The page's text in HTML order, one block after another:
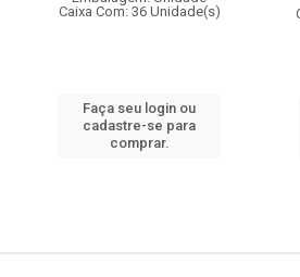
Caixa Com: 36 Unidade(s)
Faça seu login ou
cadastre-se para
comprar.